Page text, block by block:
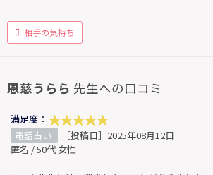
相手の気持ち
恩慈うらら 先生への口コミ
満足度：
電話占い
［投稿日］2025年08月12日
匿名 / 50代 女性